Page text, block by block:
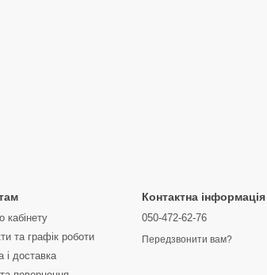
кабінету
та графік роботи
і доставка
Контактна інформація
050-472-62-76
Передзвонити вам?